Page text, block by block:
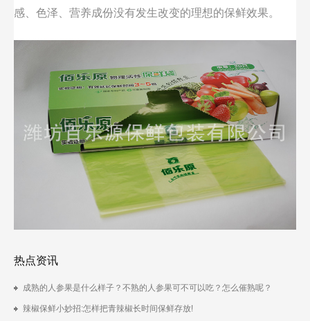
感、色泽、营养成份没有发生改变的理想的保鲜效果。
热点资讯
成熟的人参果是什么样子？不熟的人参果可不可以吃？怎么催熟呢？
辣椒保鲜小妙招:怎样把青辣椒长时间保鲜存放!